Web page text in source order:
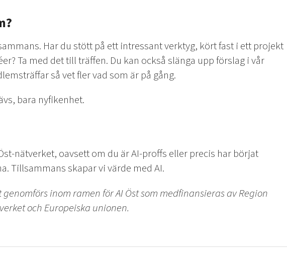
Har du stött på ett intressant verktyg, kört fast i ett projekt
Ta med det till träffen. Du kan också slänga upp förslag i vår
så vet fler vad som är på gång.
bara nyfikenhet.
nätverket, oavsett om du är AI-proffs eller precis har börjat
Tillsammans skapar vi värde med AI.
inom ramen för AI Öst som medfinansieras av Region
och Europeiska unionen.